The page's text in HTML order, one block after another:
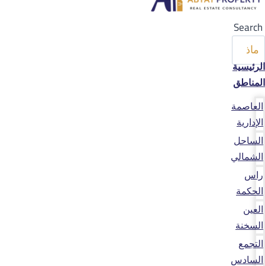
Search
الرئيسية
المناطق
العاصمة
الإدارية
الساحل
الشمالي
راس
الحكمة
العين
السخنة
التجمع
السادس